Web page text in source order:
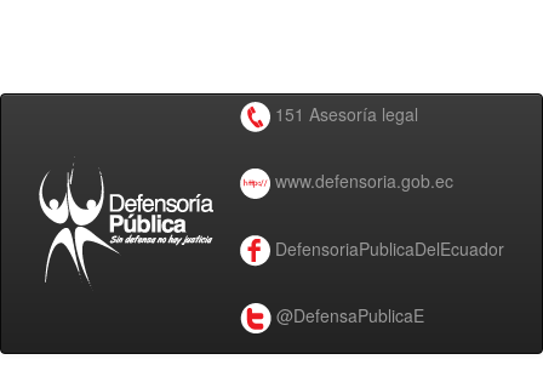
151 Asesoría legal
www.defensoria.gob.ec
DefensoriaPublicaDelEcuador
@DefensaPublicaE